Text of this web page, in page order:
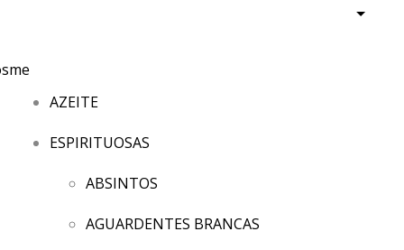
AZEITE
ESPIRITUOSAS
ABSINTOS
AGUARDENTES BRANCAS